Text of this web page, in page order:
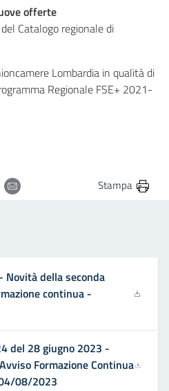
offerte
Catalogo regionale di
Lombardia in qualità di
Regionale FSE+ 2021-
pagina su Facebook
questa pagina su Twitter
Condividi questa pagina su Linkedin
Condividi questa pagina via
Stampa
Novità della seconda
continua -
del 28 giugno 2023 -
Formazione Continua
08/2023